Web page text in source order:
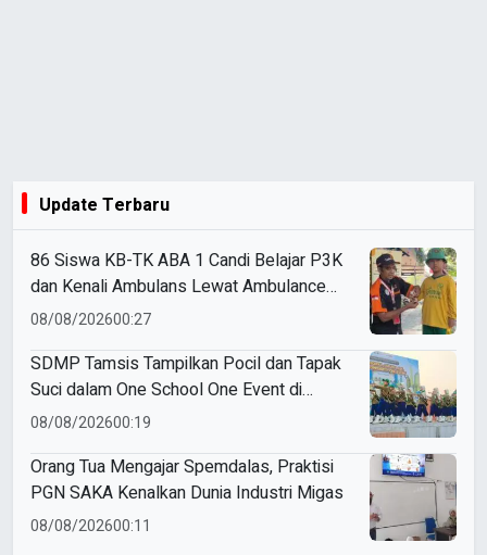
Update Terbaru
86 Siswa KB-TK ABA 1 Candi Belajar P3K
dan Kenali Ambulans Lewat Ambulance
Goes to Schools
08/08/202600:27
SDMP Tamsis Tampilkan Pocil dan Tapak
Suci dalam One School One Event di
Mojokerto
08/08/202600:19
Orang Tua Mengajar Spemdalas, Praktisi
PGN SAKA Kenalkan Dunia Industri Migas
08/08/202600:11